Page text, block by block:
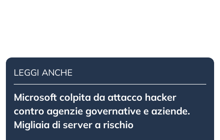
LEGGI ANCHE
Microsoft colpita da attacco hacker
contro agenzie governative e aziende.
Migliaia di server a rischio